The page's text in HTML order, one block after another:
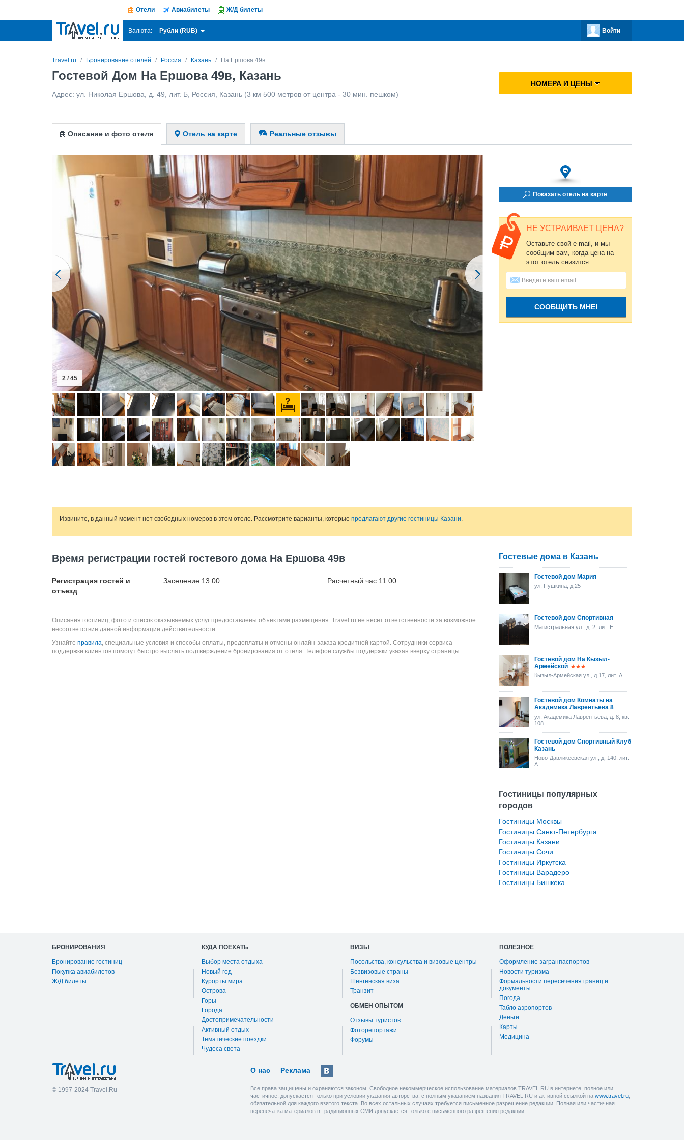
Отели Авиабилеты Ж/Д билеты
Валюта: Рубли (RUB) Войти
Travel.ru Бронирование отелей Россия Казань На Ершова 49в
Гостевой Дом На Ершова 49в, Казань
Адрес: ул. Николая Ершова, д. 49, лит. Б Россия Казань (3 км 500 метров от центра - 30 мин. пешком)
НОМЕРА И ЦЕНЫ
Описание и фото отеля Отель на карте Реальные отзывы
2 / 45
Показать отель на карте
НЕ УСТРАИВАЕТ ЦЕНА?
Оставьте свой e-mail, и мы
сообщим вам, когда цена на
этот отель снизится
СООБЩИТЬ МНЕ!
Извините, в данный момент нет свободных номеров в этом отеле. Рассмотрите варианты, которые предлагают другие гостиницы Казани.
Время регистрации гостей гостевого дома На Ершова 49в
Регистрация гостей и
отъезд
Заселение 13:00 Расчетный час 11:00
Описания гостиниц, фото и список оказываемых услуг предоставлены объектами размещения. Travel.ru не несет ответственности за возможное
несоответствие данной информации действительности.
Узнайте правила, специальные условия и способы оплаты, предоплаты и отмены онлайн-заказа кредитной картой. Сотрудники сервиса
поддержки клиентов помогут быстро выслать подтверждение бронирования от отеля. Телефон службы поддержки указан вверху страницы.
Гостевые дома в Казань
Гостевой дом Мария
ул. Пушкина, д.25
Гостевой дом Спортивная
Магистральная ул., д. 2, лит. Е
Гостевой дом На Кызыл-
Армейской
Кызыл-Армейская ул., д.17, лит. А
Гостевой дом Комнаты на
Академика Лаврентьева 8
ул. Академика Лаврентьева, д. 8, кв.
108
Гостевой дом Спортивный Клуб
Казань
Ново-Давликеевская ул., д. 140, лит.
А
Гостиницы популярных
городов
Гостиницы Москвы
Гостиницы Санкт-Петербурга
Гостиницы Казани
Гостиницы Сочи
Гостиницы Иркутска
Гостиницы Варадеро
Гостиницы Бишкека
БРОНИРОВАНИЯ
Бронирование гостиниц
Покупка авиабилетов
Ж/Д билеты
КУДА ПОЕХАТЬ
Выбор места отдыха
Новый год
Курорты мира
Острова
Горы
Города
Достопримечательности
Активный отдых
Тематические поездки
Чудеса света
ВИЗЫ
Посольства, консульства и визовые центры
Безвизовые страны
Шенгенская виза
Транзит
ОБМЕН ОПЫТОМ
Отзывы туристов
Фоторепортажи
Форумы
ПОЛЕЗНОЕ
Оформление загранпаспортов
Новости туризма
Формальности пересечения границ и
документы
Погода
Табло аэропортов
Деньги
Карты
Медицина
© 1997-2024 Travel.Ru
О нас Реклама
Все права защищены и охраняются законом. Свободное некоммерческое использование материалов TRAVEL.RU в интернете, полное или
частичное, допускается только при условии указания авторства: с полным указанием названия TRAVEL.RU и активной ссылкой на www.travel.ru
обязательной для каждого взятого текста. Во всех остальных случаях требуется письменное разрешение редакции. Полная или частичная
перепечатка материалов в традиционных СМИ допускается только с письменного разрешения редакции.